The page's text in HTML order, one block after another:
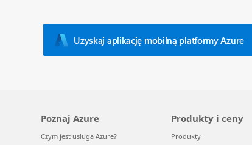
Uzyskaj aplikację mobilną platformy Azure
Poznaj Azure
Czym jest usługa Azure?
Produkty i ceny
Produkty